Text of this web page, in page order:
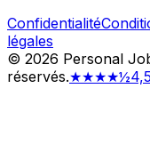
Confidentialité
légales
© 2026 Personal
réservés.★★★★½